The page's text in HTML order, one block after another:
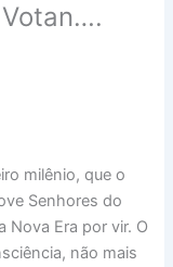
milênio, que o
Senhores do
Nova Era por vir. O
não mais